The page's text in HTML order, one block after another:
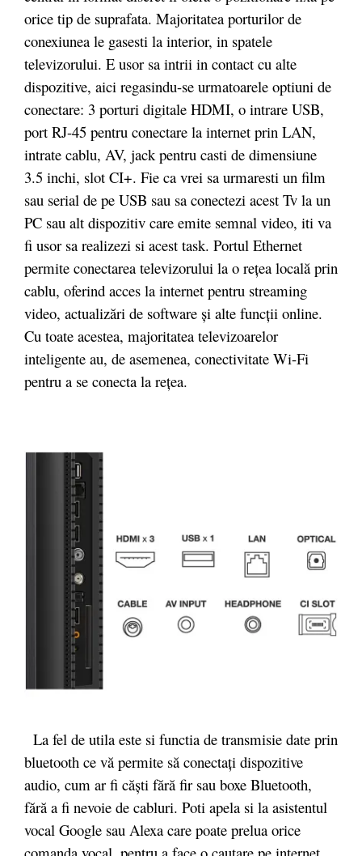
orice tip de suprafata. Majoritatea porturilor de
conexiunea le gasesti la interior, in spatele
televizorului. E usor sa intrii in contact cu alte
dispozitive, aici regasindu-se urmatoarele optiuni de
conectare: 3 porturi digitale HDMI, o intrare USB,
port RJ-45 pentru conectare la internet prin LAN,
intrate cablu, AV, jack pentru casti de dimensiune
3.5 inchi, slot CI+. Fie ca vrei sa urmaresti un film
sau serial de pe USB sau sa conectezi acest Tv la un
PC sau alt dispozitiv care emite semnal video, iti va
fi usor sa realizezi si acest task. Portul Ethernet
permite conectarea televizorului la o rețea locală prin
cablu, oferind acces la internet pentru streaming
video, actualizări de software și alte funcții online.
Cu toate acestea, majoritatea televizoarelor
inteligente au, de asemenea, conectivitate Wi-Fi
pentru a se conecta la rețea.
La fel de utila este si functia de transmisie date prin
bluetooth ce vă permite să conectați dispozitive
audio, cum ar fi căști fără fir sau boxe Bluetooth,
fără a fi nevoie de cabluri. Poti apela si la asistentul
vocal Google sau Alexa care poate prelua orice
comanda vocal, pentru a face o cautare pe internet